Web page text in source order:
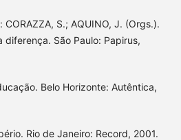
CORAZZA, S.; AQUINO, J. (Orgs.).
São Paulo: Papirus,
Belo Horizonte: Autêntica,
Rio de Janeiro: Record, 2001.